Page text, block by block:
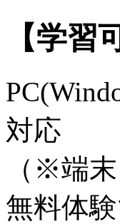
【学習
対応
（※端
無料体